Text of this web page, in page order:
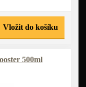
Vložit do košíku
500ml